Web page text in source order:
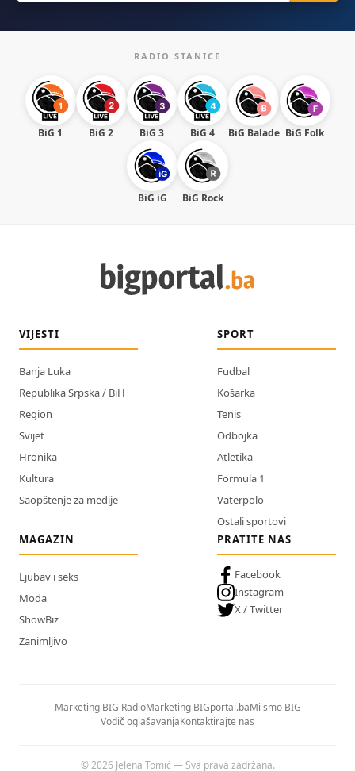
RADIO STANICE
BiG 1 BiG 2 BiG 3 BiG 4 BiG Balade BiG Folk
BiG iG BiG Rock
VIJESTI
Banja Luka
Republika Srpska / BiH
Region
Svijet
Hronika
Kultura
Saopštenje za medije
SPORT
Fudbal
Košarka
Tenis
Odbojka
Atletika
Formula 1
Vaterpolo
Ostali sportovi
MAGAZIN
Ljubav i seks
Moda
ShowBiz
Zanimljivo
PRATITE NAS
Facebook
Instagram
X / Twitter
Marketing BIG RadioMarketing BIGportal.baMi smo BIG
Vodič oglašavanjaKontaktirajte nas
© 2026 Jelena Tomić — Sva prava zadržana.